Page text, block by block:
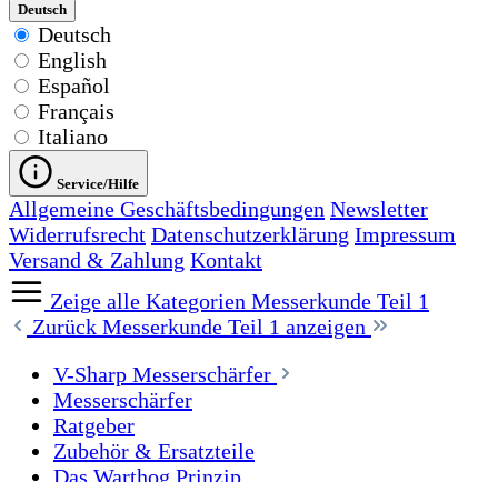
Deutsch
Deutsch
English
Español
Français
Italiano
Service/Hilfe
Allgemeine Geschäftsbedingungen Newsletter
Widerrufsrecht Datenschutzerklärung Impressum
Versand & Zahlung Kontakt
Zeige alle Kategorien Messerkunde Teil 1
Zurück Messerkunde Teil 1 anzeigen
V-Sharp Messerschärfer
Messerschärfer
Ratgeber
Zubehör & Ersatzteile
Das Warthog Prinzip